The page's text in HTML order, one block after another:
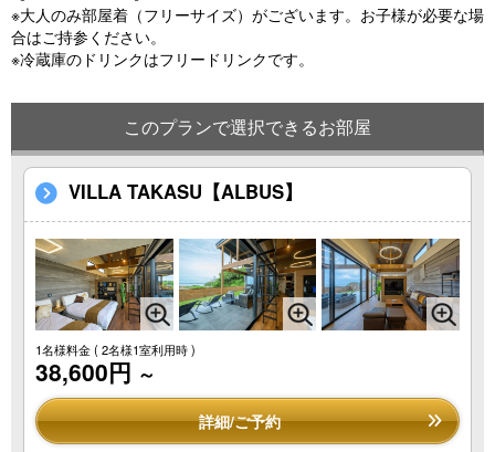
※大人のみ部屋着（フリーサイズ）がございます。お子様が必要な場
合はご持参ください。
※冷蔵庫のドリンクはフリードリンクです。
このプランで選択できるお部屋
VILLA TAKASU【ALBUS】
1名様料金( 2名様1室利用時 )
38,600円 ～
詳細/ご予約